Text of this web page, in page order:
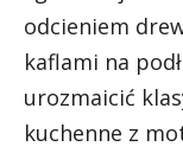
odcieniem
kaflami na
urozmaicić
kuchenne z